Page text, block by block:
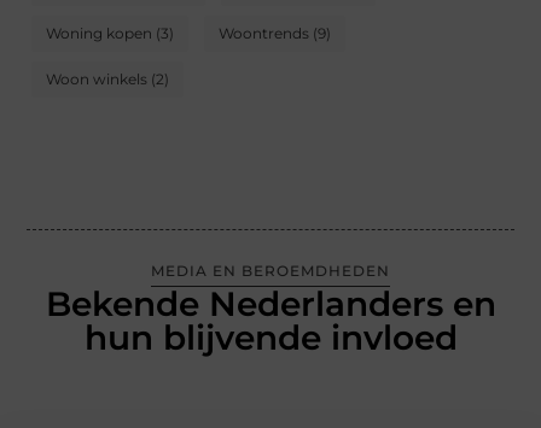
Woning kopen (3) Woontrends (9)
Woon winkels (2)
MEDIA EN BEROEMDHEDEN
Bekende Nederlanders en
hun blijvende invloed